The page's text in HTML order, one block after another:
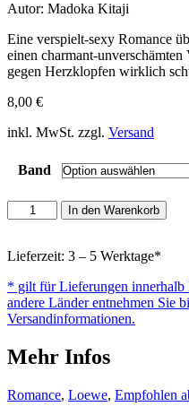
Autor: Madoka Kitaji
Eine verspielt-sexy Romance
einen charmant-
gegen Herzklopfen wirklich
8,00 €
inkl. MwSt. zzgl. Versand
Band
Dating
a
Menge
In den Warenkorb
Lieferzeit: 3 – 5 Werktage*
* gilt für Lieferungen innerhalb
andere Länder entnehmen Sie
Versandinformationen.
Mehr Infos
Romance, Loewe, Empfohlen